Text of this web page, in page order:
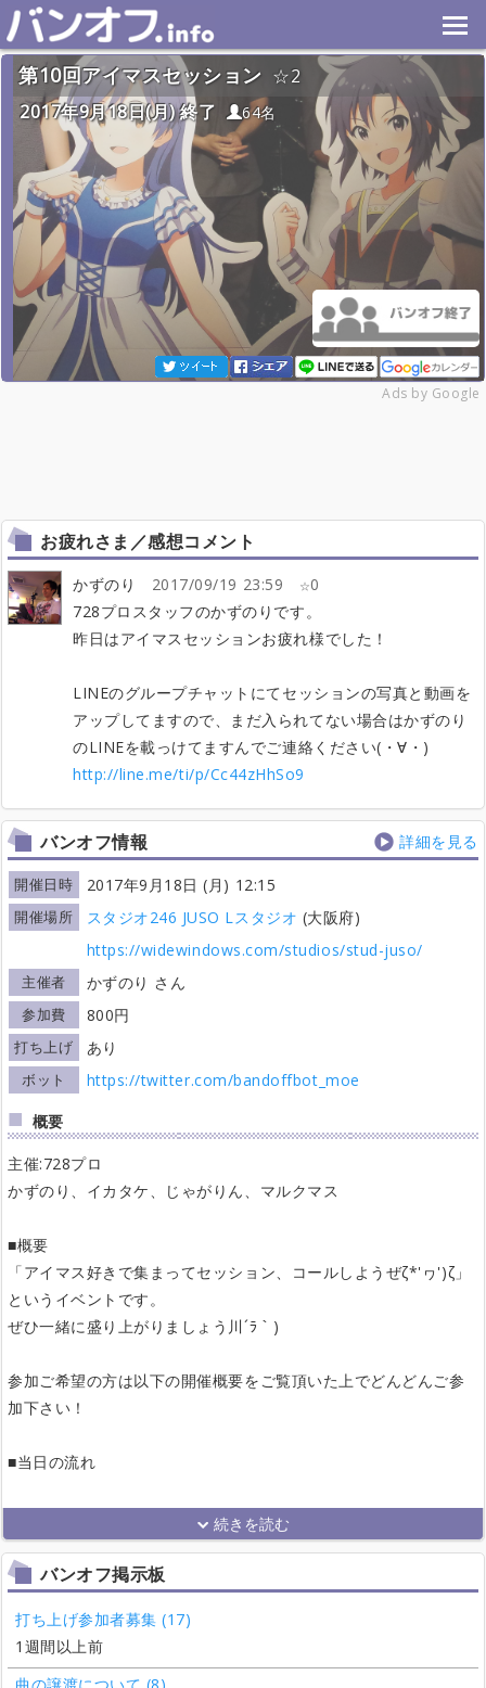
第10回アイマスセッション
2
2017年9月18日(月) 終了
64名
Ads by Google
お疲れさま／感想コメント
かずのり 2017/09/19 23:59
0
728プロスタッフのかずのりです。
昨日はアイマスセッションお疲れ様でした！
LINEのグループチャットにてセッションの写真と動画を
アップしてますので、まだ入られてない場合はかずのり
のLINEを載っけてますんでご連絡ください(・∀・)
http://line.me/ti/p/Cc44zHhSo9
バンオフ情報 詳細を見る
開催日時 2017年9月18日 (月) 12:15
開催場所 スタジオ246 JUSO Lスタジオ (大阪府)
https://widewindows.com/studios/stud-juso/
主催者 かずのり さん
参加費 800円
打ち上げ あり
ボット
https://twitter.com/bandoffbot_moe
概要
主催:728プロ
かずのり、イカタケ、じゃがりん、マルクマス
■概要
「アイマス好きで集まってセッション、コールしようぜζ*'ヮ')ζ」
というイベントです。
ぜひ一緒に盛り上がりましょう川´ﾗ｀)
参加ご希望の方は以下の開催概要をご覧頂いた上でどんどんご参
加下さい！
■当日の流れ
バンオフ掲示板
打ち上げ参加者募集 (17)
1週間以上前